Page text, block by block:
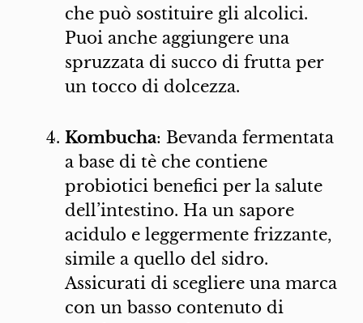
che può sostituire gli alcolici.
Puoi anche aggiungere una
spruzzata di succo di frutta per
un tocco di dolcezza.
Kombucha: Bevanda fermentata
a base di tè che contiene
probiotici benefici per la salute
dell’intestino. Ha un sapore
acidulo e leggermente frizzante,
simile a quello del sidro.
Assicurati di scegliere una marca
con un basso contenuto di